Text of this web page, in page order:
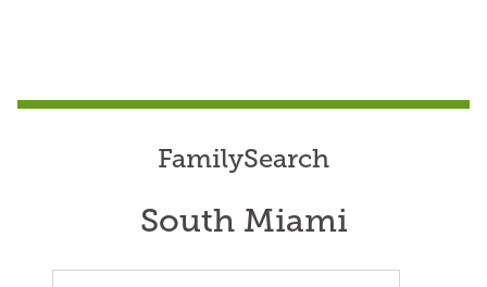
FamilySearch
South Miami